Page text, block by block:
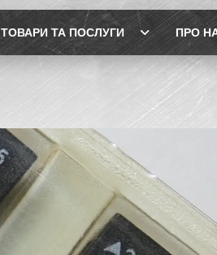
ТОВАРИ ТА ПОСЛУГИ ПРО